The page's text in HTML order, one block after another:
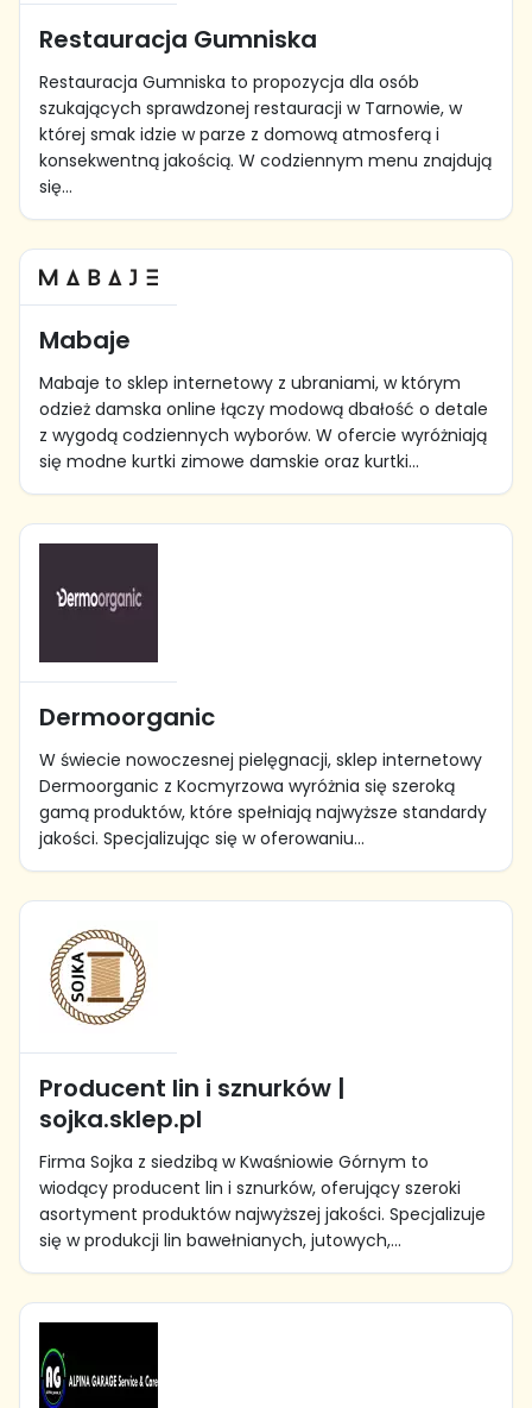
Restauracja Gumniska
Restauracja Gumniska to propozycja dla osób
szukających sprawdzonej restauracji w Tarnowie, w
której smak idzie w parze z domową atmosferą i
konsekwentną jakością. W codziennym menu znajdują
się...
Mabaje
Mabaje to sklep internetowy z ubraniami, w którym
odzież damska online łączy modową dbałość o detale
z wygodą codziennych wyborów. W ofercie wyróżniają
się modne kurtki zimowe damskie oraz kurtki...
Dermoorganic
W świecie nowoczesnej pielęgnacji, sklep internetowy
Dermoorganic z Kocmyrzowa wyróżnia się szeroką
gamą produktów, które spełniają najwyższe standardy
jakości. Specjalizując się w oferowaniu...
Producent lin i sznurków |
sojka.sklep.pl
Firma Sojka z siedzibą w Kwaśniowie Górnym to
wiodący producent lin i sznurków, oferujący szeroki
asortyment produktów najwyższej jakości. Specjalizuje
się w produkcji lin bawełnianych, jutowych,...